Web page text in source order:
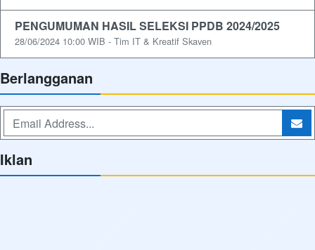
PENGUMUMAN HASIL SELEKSI PPDB 2024/2025
28/06/2024 10:00 WIB - Tim IT & Kreatif Skaven
Berlangganan
Iklan